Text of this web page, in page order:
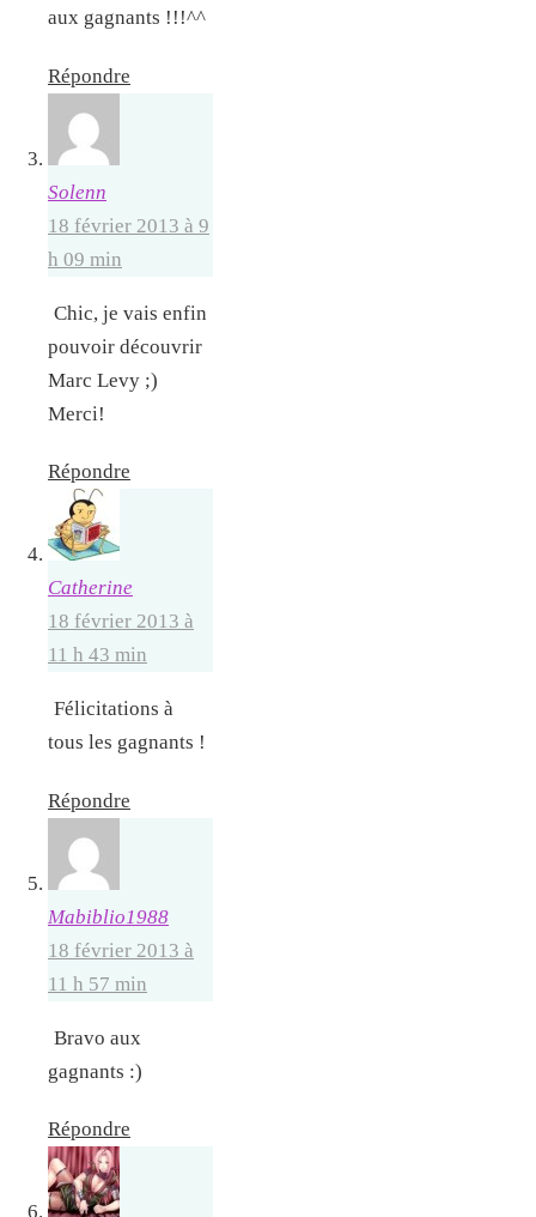
aux gagnants !!!^^
Répondre
Solenn
18 février 2013 à 9
h 09 min
Chic, je vais enfin
pouvoir découvrir
Marc Levy ;)
Merci!
Répondre
Catherine
18 février 2013 à
11 h 43 min
Félicitations à
tous les gagnants !
Répondre
Mabiblio1988
18 février 2013 à
11 h 57 min
Bravo aux
gagnants :)
Répondre